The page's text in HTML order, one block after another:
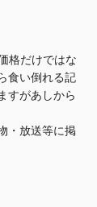
格だけではな
食い倒れる記
すがあしから
・放送等に掲